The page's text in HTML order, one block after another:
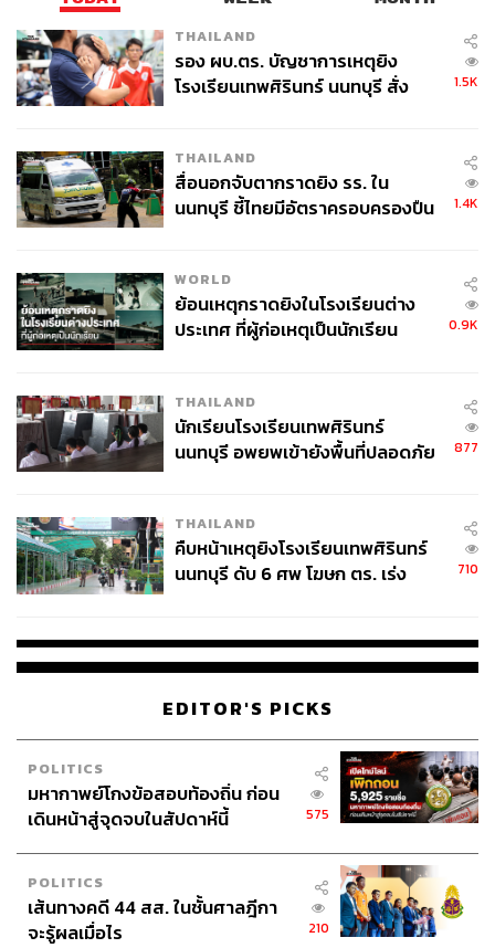
THAILAND
รอง ผบ.ตร. บัญชาการเหตุยิง
โรงเรียนเทพศิรินทร์ นนทบุรี สั่ง
1.5K
THAILAND
สื่อนอกจับตากราดยิง รร. ใน
นนทบุรี ชี้ไทยมีอัตราครอบครองปืน
1.4K
WORLD
ย้อนเหตุกราดยิงในโรงเรียนต่าง
ประเทศ ที่ผู้ก่อเหตุเป็นนักเรียน
0.9K
THAILAND
นักเรียนโรงเรียนเทพศิรินทร์
นนทบุรี อพยพเข้ายังพื้นที่ปลอดภัย
877
THAILAND
คืบหน้าเหตุยิงโรงเรียนเทพศิรินทร์
นนทบุรี ดับ 6 ศพ โฆษก ตร. เร่ง
710
EDITOR'S PICKS
POLITICS
มหากาพย์โกงข้อสอบท้องถิ่น ก่อน
เดินหน้าสู่จุดจบในสัปดาห์นี้
575
POLITICS
เส้นทางคดี 44 สส. ในชั้นศาลฎีกา
จะรู้ผลเมื่อไร
210